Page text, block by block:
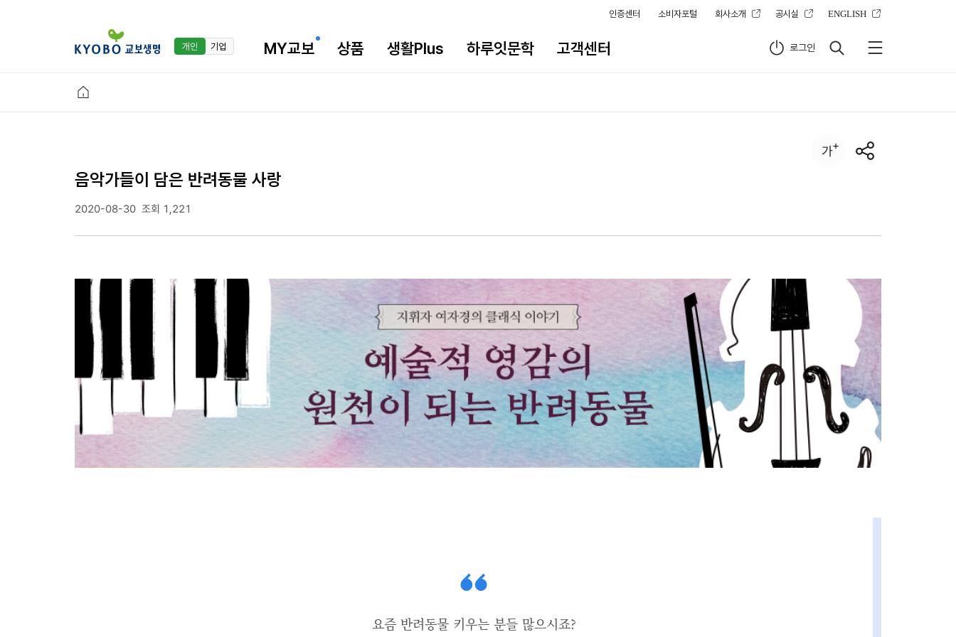
인증센터 소비자포털 회사소개 공시실 ENGLISH
개인 기업 MY교보 상품 생활Plus 하루잇문학 고객센터 로그인
음악가들이 담은 반려동물 사랑
2020-08-30 조회 1,221
요즘 반려동물 키우는 분들 많으시죠?